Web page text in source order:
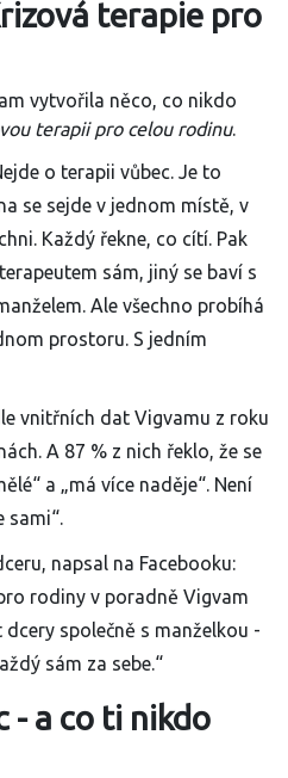
terapie pro
vytvořila něco, co nikdo
terapii pro celou rodinu.
o terapii vůbec. Je to
se sejde v jednom místě, v
Každý řekne, co cítí. Pak
sám, jiný se baví s
Ale všechno probíhá
prostoru. S jedním
vnitřních dat Vigvamu z roku
A 87 % z nich řeklo, že se
a „má více naděje“. Není
sami“.
napsal na Facebooku:
rodiny v poradně Vigvam
společně s manželkou -
sám za sebe.“
- a co ti nikdo